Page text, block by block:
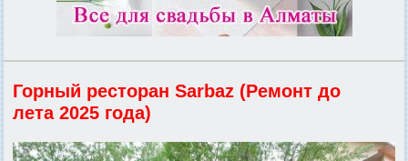
Горный ресторан Sarbaz (Ремонт до
лета 2025 года)